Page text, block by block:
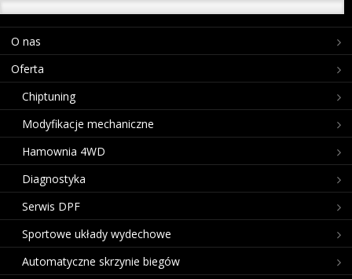
O nas
Oferta
Chiptuning
Modyfikacje mechaniczne
Hamownia 4WD
Diagnostyka
Serwis DPF
Sportowe układy wydechowe
Automatyczne skrzynie biegów